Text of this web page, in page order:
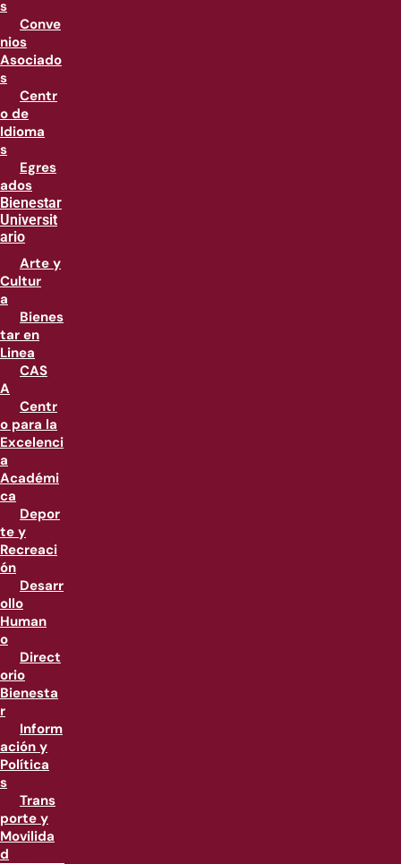
s
Conve
nios
Asociado
s
Centr
o de
Idioma
s
Egres
ados
Bienestar
Universit
ario
Arte y
Cultur
a
Bienes
tar en
Linea
CAS
A
Centr
o para la
Excelenci
a
Académi
ca
Depor
te y
Recreaci
ón
Desarr
ollo
Human
o
Direct
orio
Bienesta
r
Inform
ación y
Política
s
Trans
porte y
Movilida
d